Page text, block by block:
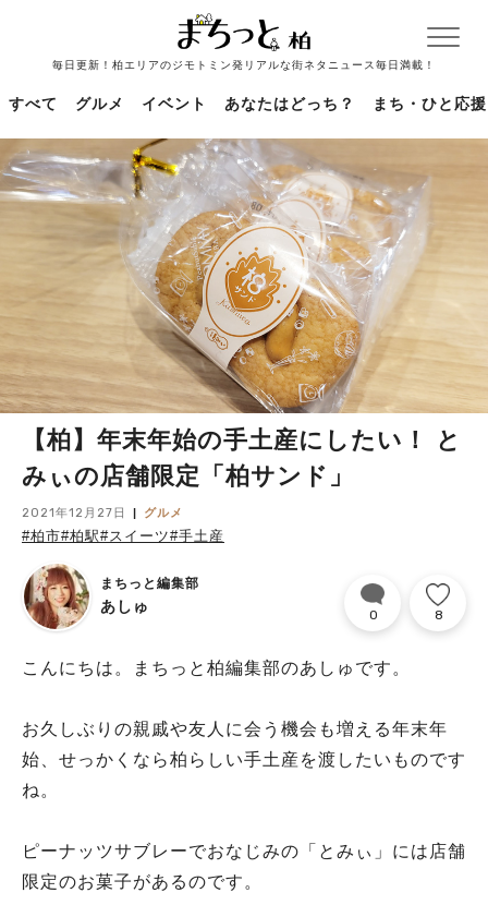
毎日更新！柏エリアのジモトミン発リアルな街ネタニュース毎日満載！
すべて グルメ イベント あなたはどっち？ まち・ひと応援
【柏】年末年始の手土産にしたい！ と
みぃの店舗限定「柏サンド」
2021年12月27日 グルメ
#柏市#柏駅#スイーツ#手土産
まちっと編集部
あしゅ 0 8
こんにちは。まちっと柏編集部のあしゅです。
お久しぶりの親戚や友人に会う機会も増える年末年
始、せっかくなら柏らしい手土産を渡したいものです
ね。
ピーナッツサブレーでおなじみの「とみぃ」には店舗
限定のお菓子があるのです。